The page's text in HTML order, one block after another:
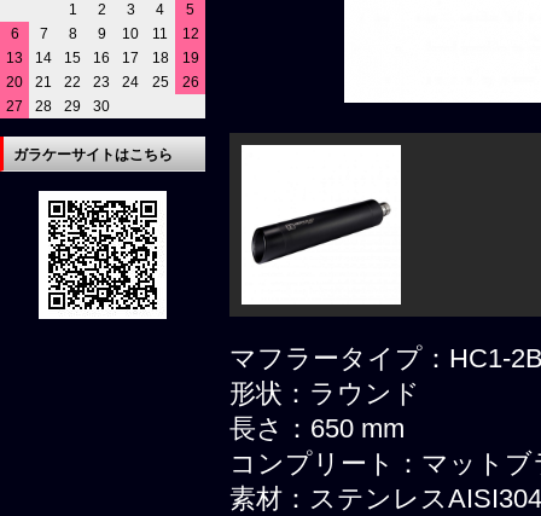
マフラータイプ：
形状：ラウンド
長さ：650 mm
コンプリート：マット
素材：ステンレスAISI304
1 2 3 4
5
6
7 8 9 10 11
12
13
14 15 16 17 18
19
20
21 22 23 24 25
26
27
28 29 30
ガラケーサイトはこちら